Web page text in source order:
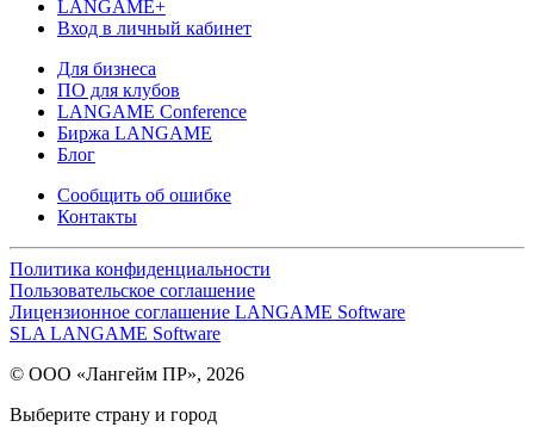
LANGAME+
Вход в личный кабинет
Для бизнеса
ПО для клубов
LANGAME Conference
Биржа LANGAME
Блог
Сообщить об ошибке
Контакты
Политика конфиденциальности
Пользовательское соглашение
Лицензионное соглашение LANGAME Software
SLA LANGAME Software
© ООО «Лангейм ПР», 2026
Выберите страну и город